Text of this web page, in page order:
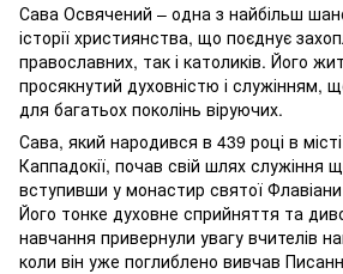
Сава Освячений – одна з найбільш
історії християнства, що поєднує
православних, так і католиків. Його
просякнутий духовністю і служінням,
для багатьох поколінь віруючих.
Сава, який народився в 439 році в
Каппадокії, почав свій шлях служіння
вступивши у монастир святої Флавіани
Його тонке духовне сприйняття та
навчання привернули увагу вчителів
коли він уже поглиблено вивчав